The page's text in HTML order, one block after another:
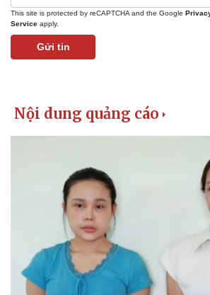
This site is protected by reCAPTCHA and the Google
Service apply.
Gửi tin